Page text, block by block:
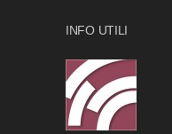
INFO UTILI